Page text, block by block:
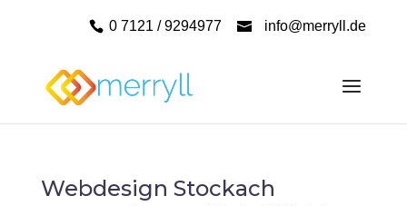
0 7121 / 9294977 info@merryll.de
Webdesign Stockach